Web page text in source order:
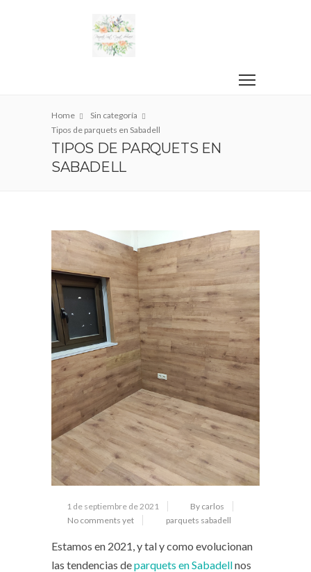
Home
Sin categoría
Tipos de parquets en Sabadell
TIPOS DE PARQUETS EN
SABADELL
1 de septiembre de 2021
By carlos
No comments yet
parquets sabadell
Estamos en 2021, y tal y como evolucionan
las tendencias deparquets en Sabadellnos